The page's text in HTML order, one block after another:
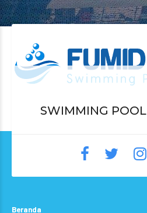
SWIMMING POOL
Beranda